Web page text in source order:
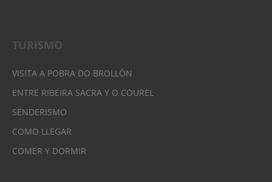
TURISMO
VISITA A POBRA DO BROLLÓN
ENTRE RIBEIRA SACRA Y O COUREL
SENDERISMO
COMO LLEGAR
COMER Y DORMIR